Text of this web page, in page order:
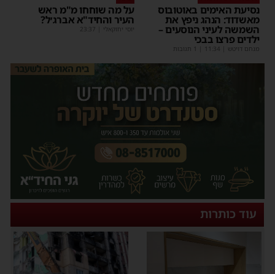
נסיעת האימים באוטובוס
מאשדוד: הנהג ניפץ את
השמשה לעיני הנוסעים –
ילדים פרצו בבכי
מנחם דויטש 11:34
על מה שוחחו מ"מ ראש
העיר והחיד"א אברג׳ל?
יוסי יחזקאלי 23:37
עוד כותרות